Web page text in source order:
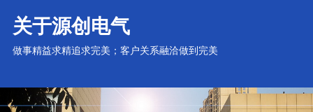
关于源创电气
做事精益求精追求完美；客户关系融洽做到完美